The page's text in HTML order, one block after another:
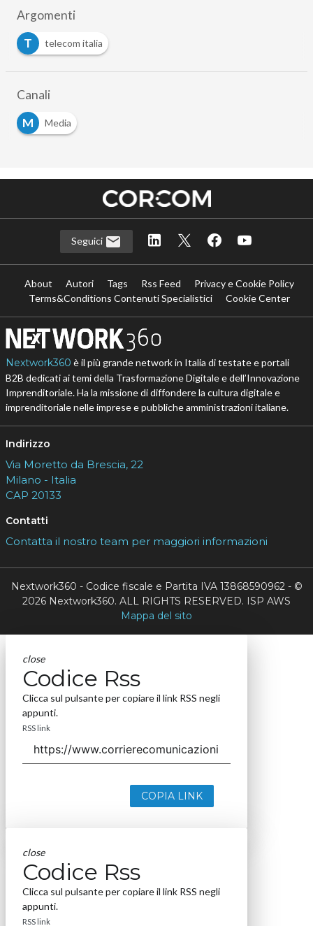
Argomenti
T
telecom italia
Canali
M
Media
Seguici
About Autori Tags Rss Feed
Privacy e Cookie Policy
Terms&Conditions Contenuti Specialistici
Cookie Center
Nextwork360 è il più grande network in Italia di testate e portali
B2B dedicati ai temi della Trasformazione Digitale e dell’Innovazione
Imprenditoriale. Ha la missione di diffondere la cultura digitale e
imprenditoriale nelle imprese e pubbliche amministrazioni italiane.
Indirizzo
Via Moretto da Brescia, 22
Milano - Italia
CAP 20133
Contatti
Contatta il nostro team per maggiori informazioni
Nextwork360 - Codice fiscale e Partita IVA 13868590962 - ©
2026 Nextwork360. ALL RIGHTS RESERVED. ISP AWS
Mappa del sito
close
Codice Rss
Clicca sul pulsante per copiare il link RSS negli
appunti.
RSS link
COPIA LINK
close
Codice Rss
Clicca sul pulsante per copiare il link RSS negli
appunti.
RSS link